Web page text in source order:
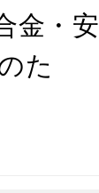
金・安
た